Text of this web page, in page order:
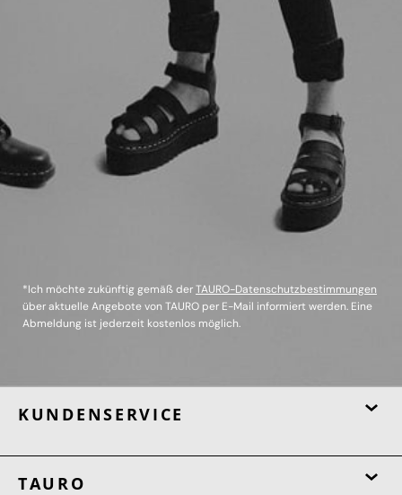
*Ich möchte zukünftig gemäß derTAURO-Datenschutzbestimmungen
über aktuelle Angebote von TAURO per E-Mail informiert werden. Eine
Abmeldung ist jederzeit kostenlos möglich.
KUNDENSERVICE
TAURO